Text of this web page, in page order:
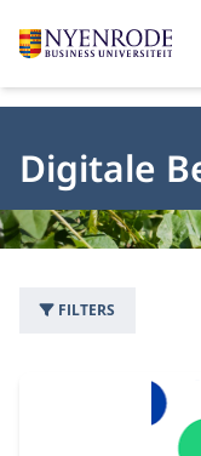
Digitale
FILTERS